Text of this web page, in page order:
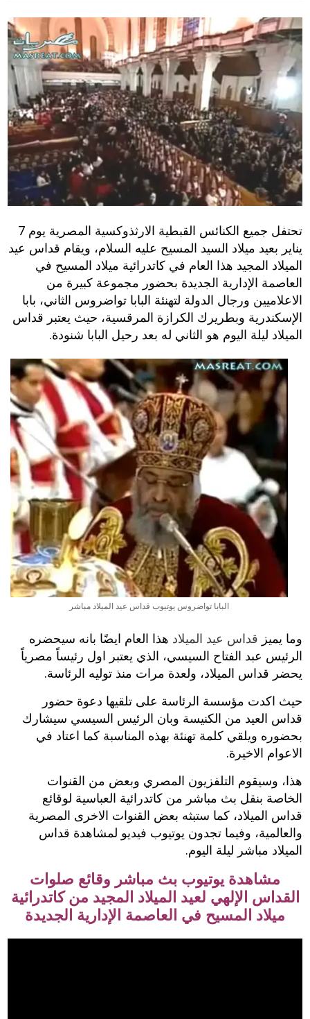
تحتفل جميع الكنائس القبطية الارثذوكسية المصرية يوم 7
يناير بعيد ميلاد السيد المسيح عليه السلام، ويقام قداس عيد
الميلاد المجيد هذا العام في كاتدرائية ميلاد المسيح في
العاصمة الإدارية الجديدة بحضور مجموعة كبيرة من
الاعلاميين ورجال الدولة لتهنئة البابا تواضروس الثاني، بابا
الإسكندرية وبطريرك الكرازة المرقسية، حيث يعتبر قداس
الميلاد ليلة اليوم هو الثاني له بعد رحيل البابا شنودة.
البابا تواضروس يوتيوب قداس عيد الميلاد مباشر
وما يميز قداس عيد الميلاد هذا العام ايضًا بانه سيحضره
الرئيس عبد الفتاح السيسي، الذي يعتبر اول رئيساً مصرياً
يحضر قداس الميلاد، ولعدة مرات منذ توليه الرئاسة.
حيث اكدت مؤسسة الرئاسة على تلقيها دعوة حضور
قداس العيد من الكنيسة وبان الرئيس السيسي سيشارك
بحضوره ويلقي كلمة تهنئة بهذه المناسبة كما اعتاد في
الاعوام الاخيرة.
هذا، وسيقوم التلفزيون المصري وبعض من القنوات
الخاصة بنقل بث مباشر من كاتدرائية العباسية لوقائع
قداس الميلاد، كما ستبثه بعض القنوات الاخرى المصرية
والعالمية، وفيما تجدون يوتيوب فيديو لمشاهدة قداس
الميلاد مباشر ليلة اليوم.
مشاهدة يوتيوب بث مباشر وقائع صلوات
القداس الإلهي لعيد الميلاد المجيد من كاتدرائية
ميلاد المسيح في العاصمة الإدارية الجديدة